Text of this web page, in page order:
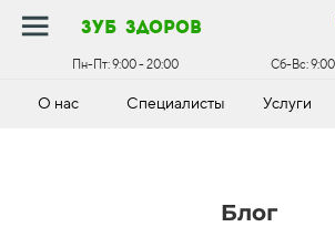
зуб здоров
Пн-Пт:9:00 - 20:00 Сб-Вс:
О нас Специалисты Услуги
Блог